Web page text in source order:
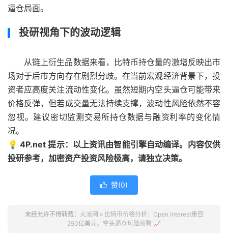
逼仓局面。
投研视角下的波动逻辑
从链上衍生品数据来看，比特币持仓量的激增反映出市
场对于后市方向存在剧烈分歧。在当前宏观经济背景下，投
资者应高度关注流动性变化。虽然短期内空头逼仓可能带来
价格反弹，但若成交量无法持续支撑，波动性风险依然不容
忽视。建议密切监测交易所持仓数据与融资利率的变化情
况。
💡 4P.net 提示：以上资讯由智能引擎自动编译。内容仅供
投研参考，加密资产投资风险极高，请独立决策。
 赞(0)
未经允许不得转载： 火派网 » 比特币价格分析：Open Interest重回
250亿美元，空头逼仓风险预警 📈